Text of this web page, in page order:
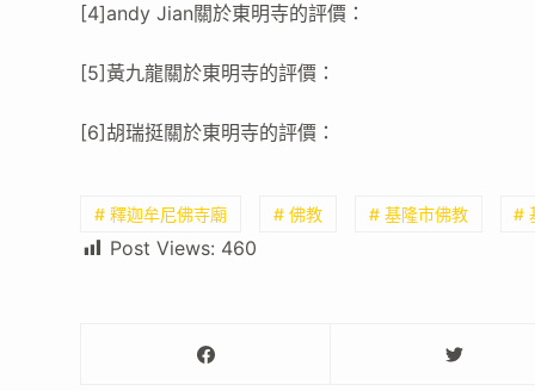
[4]andy Jian關於東明寺的評價：
[5]黃九龍關於東明寺的評價：
[6]胡瑞挺關於東明寺的評價：
# 釋迦牟尼佛寺廟 # 佛教 # 基隆市佛教 #
Post Views: 460